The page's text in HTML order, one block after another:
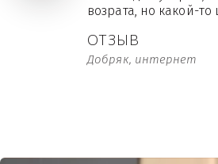
ОТЗЫВ
Добряк, интернет
возрата, но какой-то